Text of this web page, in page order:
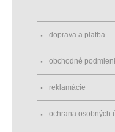
doprava a platba
obchodné
reklamácie
ochrana osobných